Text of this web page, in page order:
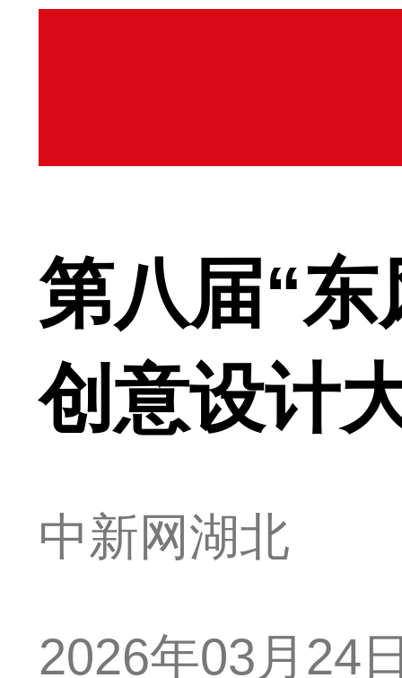
第八届“
创意设计
中新网湖北
2026年03月24